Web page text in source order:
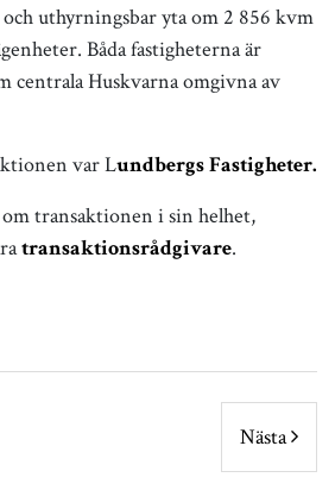
uthyrningsbar yta om 2 856 kvm
Båda fastigheterna är
centrala Huskvarna omgivna av
var Lundbergs Fastigheter.
transaktionen i sin helhet,
transaktionsrådgivare.
Nästa